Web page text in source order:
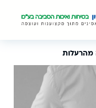
מהרעלות